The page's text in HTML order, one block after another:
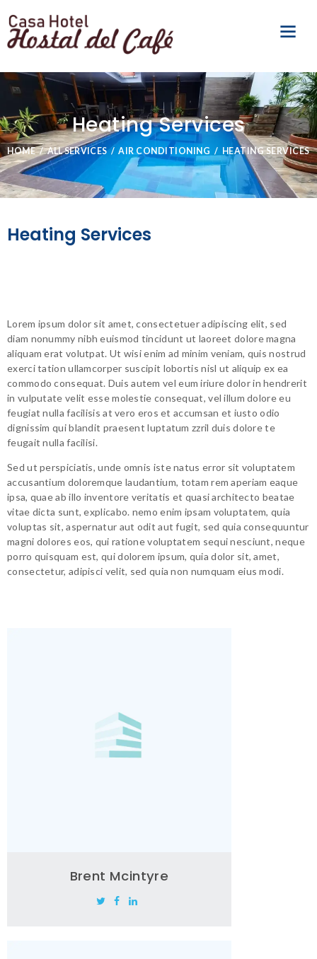
Heating Services
HOME ALL SERVICES AIR CONDITIONING HEATING SERVICES
Heating Services
Lorem ipsum dolor sit amet, consectetuer adipiscing elit, sed
diam nonummy nibh euismod tincidunt ut laoreet dolore magna
aliquam erat volutpat. Ut wisi enim ad minim veniam, quis nostrud
exerci tation ullamcorper suscipit lobortis nisl ut aliquip ex ea
commodo consequat. Duis autem vel eum iriure dolor in hendrerit
in vulputate velit esse molestie consequat, vel illum dolore eu
feugiat nulla facilisis at vero eros et accumsan et iusto odio
dignissim qui blandit praesent luptatum zzril duis dolore te
feugait nulla facilisi.
Sed ut perspiciatis, unde omnis iste natus error sit voluptatem
accusantium doloremque laudantium, totam rem aperiam eaque
ipsa, quae ab illo inventore veritatis et quasi architecto beatae
vitae dicta sunt, explicabo. nemo enim ipsam voluptatem, quia
voluptas sit, aspernatur aut odit aut fugit, sed quia consequuntur
magni dolores eos, qui ratione voluptatem sequi nesciunt, neque
porro quisquam est, qui dolorem ipsum, quia dolor sit, amet,
consectetur, adipisci velit, sed quia non numquam eius modi.
Brent Mcintyre